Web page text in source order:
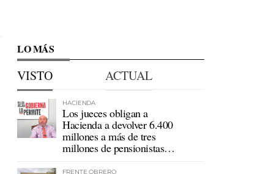
LO MÁS
VISTO ACTUAL
HACIENDA
Los jueces obligan a
Hacienda a devolver 6.400
millones a más de tres
millones de pensionistas
FRENTE OBRERO